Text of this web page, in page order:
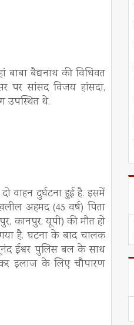
बाबा बैद्यनाथ की विधिवत
पर सांसद विजय हांसदा,
उपस्थित थे.
वाहन दुर्घटना हुई है. इसमें
अहमद (45 वर्ष) पिता
कानपुर, यूपी) की मौत हो
गया है. घटना के बाद चालक
ईश्वर पुलिस बल के साथ
इलाज के लिए चौपारण